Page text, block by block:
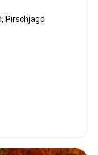
Pirschjagd